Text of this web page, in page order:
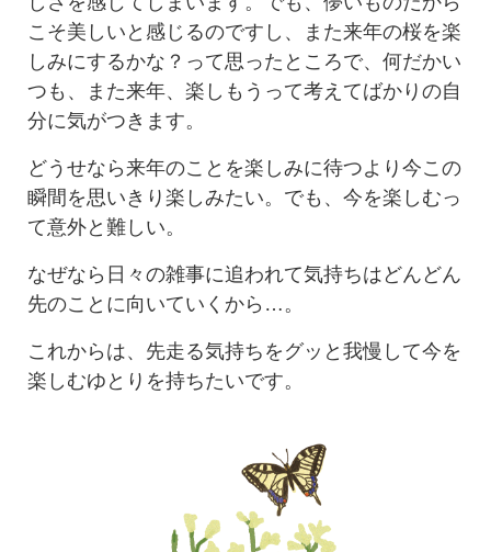
こそ美しいと感じるのですし、また来年の桜を楽
しみにするかな？って思ったところで、何だかい
つも、また来年、楽しもうって考えてばかりの自
分に気がつきます。
どうせなら来年のことを楽しみに待つより今この
瞬間を思いきり楽しみたい。でも、今を楽しむっ
て意外と難しい。
なぜなら日々の雑事に追われて気持ちはどんどん
先のことに向いていくから…。
これからは、先走る気持ちをグッと我慢して今を
楽しむゆとりを持ちたいです。